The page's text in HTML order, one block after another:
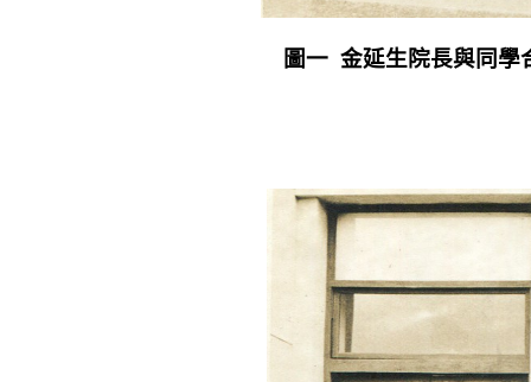
圖一 金延生院長與同學